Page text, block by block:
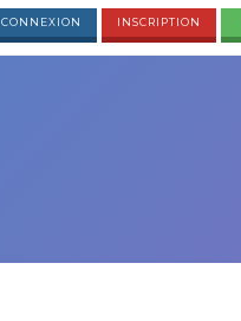
CONNEXION INSCRIPTION